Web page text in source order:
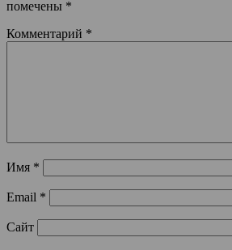
помечены *
Комментарий *
Имя *
Email *
Сайт